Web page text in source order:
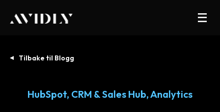
Tilbake til Blogg
HubSpot, CRM & Sales Hub,Analytics